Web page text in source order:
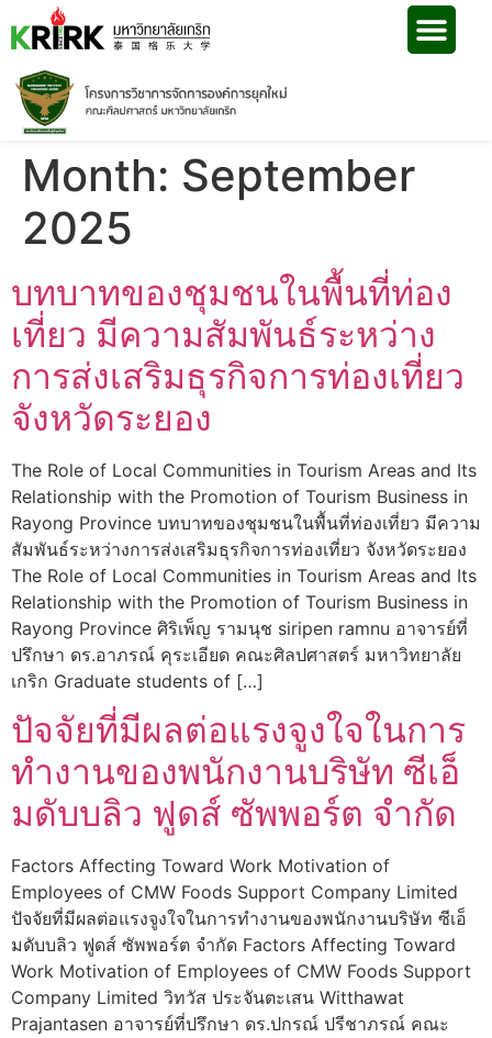
Month: September
2025
บทบาทของชุมชนในพื้นที่ท่อง
เที่ยว มีความสัมพันธ์ระหว่าง
การส่งเสริมธุรกิจการท่องเที่ยว
จังหวัดระยอง
The Role of Local Communities in Tourism Areas and Its
Relationship with the Promotion of Tourism Business in
Rayong Province บทบาทของชุมชนในพื้นที่ท่องเที่ยว มีความ
สัมพันธ์ระหว่างการส่งเสริมธุรกิจการท่องเที่ยว จังหวัดระยอง
The Role of Local Communities in Tourism Areas and Its
Relationship with the Promotion of Tourism Business in
Rayong Province ศิริเพ็ญ รามนุช siripen ramnu อาจารย์ที่
ปรึกษา ดร.อาภรณ์ คุระเอียด คณะศิลปศาสตร์ มหาวิทยาลัย
เกริก Graduate students of […]
ปัจจัยที่มีผลต่อแรงจูงใจในการ
ทำงานของพนักงานบริษัท ซีเอ็
มดับบลิว ฟูดส์ ซัพพอร์ต จำกัด
Factors Affecting Toward Work Motivation of
Employees of CMW Foods Support Company Limited
ปัจจัยที่มีผลต่อแรงจูงใจในการทำงานของพนักงานบริษัท ซีเอ็
มดับบลิว ฟูดส์ ซัพพอร์ต จำกัด Factors Affecting Toward
Work Motivation of Employees of CMW Foods Support
Company Limited วิทวัส ประจันตะเสน Witthawat
Prajantasen อาจารย์ที่ปรึกษา ดร.ปกรณ์ ปรีชาภรณ์ คณะ